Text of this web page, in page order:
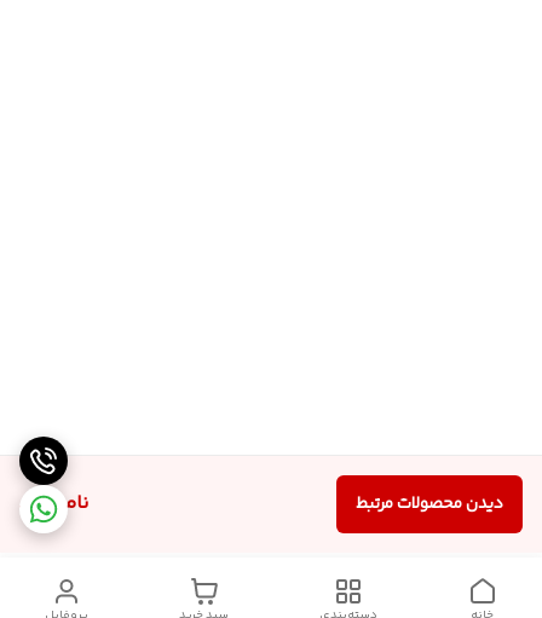
ناموجود دیدن محصولات مرتبط